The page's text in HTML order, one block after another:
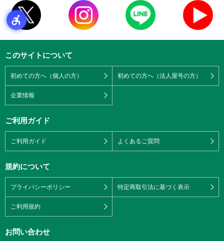
このサイトについて
初めての方へ（個人の方） 初めての方へ（法人屋号の方）
企業情報
ご利用ガイド
ご利用ガイド よくあるご質問
規約について
プライバシーポリシー 特定商取引法に基づく表示
ご利用規約
お問い合わせ